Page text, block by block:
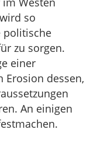
so
politische
zu sorgen.
einer
dessen,
An einigen